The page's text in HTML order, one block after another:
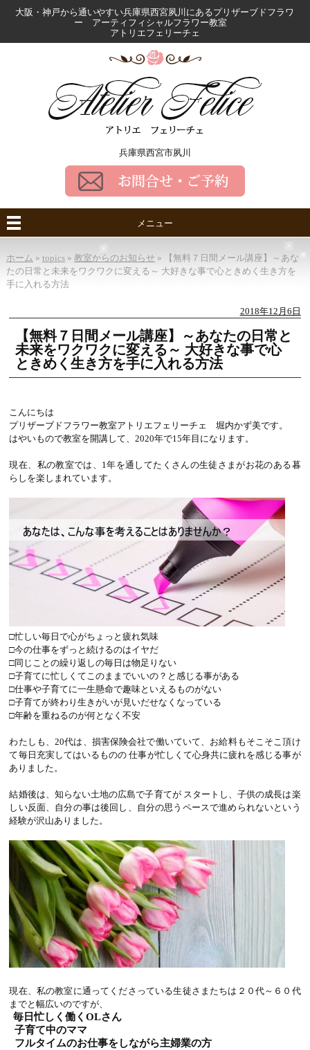
大阪・神戸から通いやすい兵庫県西宮夙川にあるプリザーブドフラワ
ー アーティフィシャルフラワー教室
アトリエフェリーチェ
兵庫県西宮市夙川
メニュー
ホーム » topics» 教室からのお知らせ»
【無料７日間メール講座】～あな
たの日常と未来をワクワクに変える～ 大好きな事で心ときめく生き方を
手に入れる方法
2018年12月6日
【無料７日間メール講座】～あなたの日常と
未来をワクワクに変える～ 大好きな事で心
ときめく生き方を手に入れる方法
こんにちは
プリザーブドフラワー教室アトリエフェリーチェ 堀内かず美です。
はやいもので教室を開講して、2020年で15年目になります。
現在、私の教室では、1年を通してたくさんの生徒さまがお花のある暮
らしを楽しまれています。
□忙しい毎日で心がちょっと疲れ気味
□今の仕事をずっと続けるのはイヤだ
□同じことの繰り返しの毎日は物足りない
□子育てに忙しくてこのままでいいの？と感じる事がある
□仕事や子育てに一生懸命で趣味といえるものがない
□子育てが終わり生きがいが見いだせなくなっている
□年齢を重ねるのが何となく不安
わたしも、20代は、損害保険会社で働いていて、お給料もそこそこ頂け
て毎日充実してはいるものの 仕事が忙しくて心身共に疲れを感じる事が
ありました。
結婚後は、知らない土地の広島で子育てが スタートし、子供の成長は楽
しい反面、自分の事は後回し、自分の思うペースで進められないという
経験が沢山ありました。
現在、私の教室に通ってくださっている生徒さまたちは２０代～６０代
までと幅広いのですが、
毎日忙しく働くOLさん
子育て中のママ
フルタイムのお仕事をしながら主婦業の方